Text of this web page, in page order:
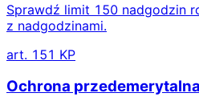
Sprawdź limit 150 nadgodzin
z nadgodzinami.
art. 151 KP
Ochrona przedemerytalna